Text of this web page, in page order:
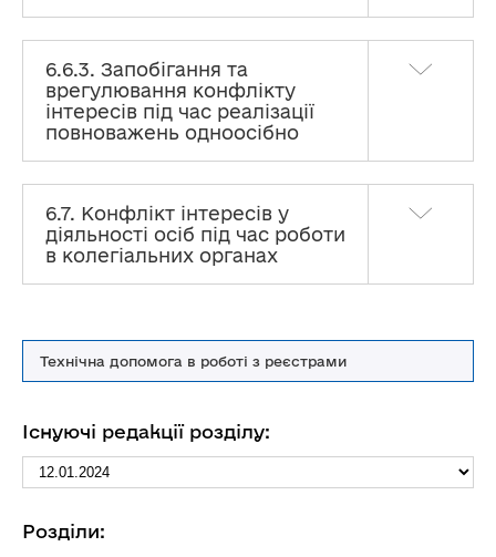
Технічна допомога в роботі з реєстрами
Існуючі редакції розділу:
Розділи:
Преамбула та перелік скорочень
1. ОСОБИ, НА ЯКИХ ПОШИРЮЮТЬСЯ ВИМОГИ
ЗАПОБІГАННЯ КОРУПЦІЇ
6.6.3. Запобігання та
врегулювання конфлікту
інтересів під час реалізації
повноважень одноосібно
6.7. Конфлікт інтересів у
діяльності осіб під час роботи
в колегіальних органах